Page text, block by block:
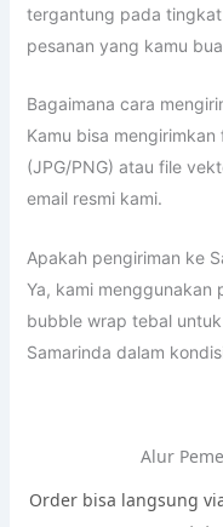
tergantung pada
pesanan yang kamu
Bagaimana cara
Kamu bisa
(JPG/PNG) atau file
email resmi kami.
Apakah pengiriman ke
Ya, kami menggunakan
bubble wrap tebal
Samarinda dalam
Alur
Order bisa langsung